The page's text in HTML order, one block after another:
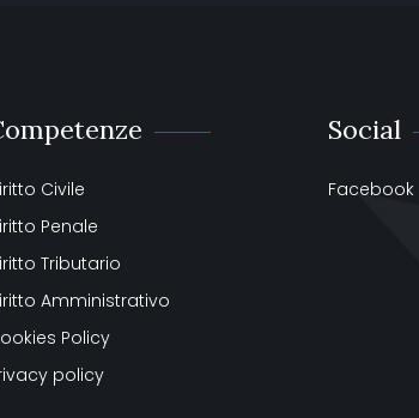
Civile
Penale
Tributario
Amministrativo
Policy
policy
Social
Facebook